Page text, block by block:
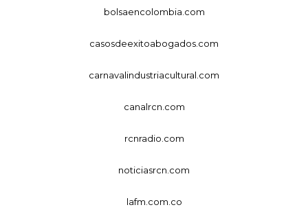
bolsaencolombia.com
casosdeexitoabogados.com
carnavalindustriacultural.com
canalrcn.com
rcnradio.com
noticiasrcn.com
lafm.com.co